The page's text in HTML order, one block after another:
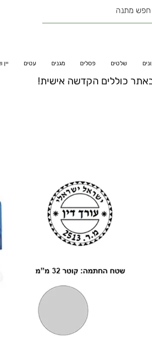
שלטים פסלים מגנים עטים יין
כוללים הקדשה אישית!